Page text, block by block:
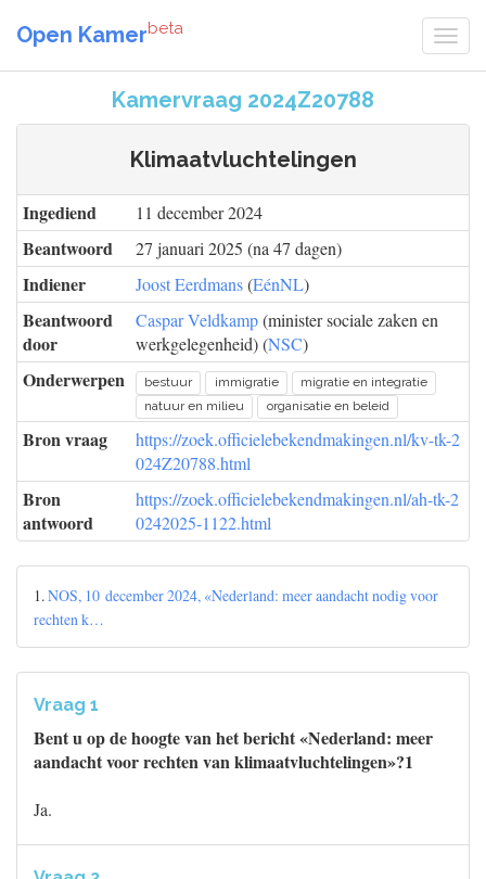
Open Kamerbeta
Kamervraag 2024Z20788
Klimaatvluchtelingen
Ingediend 11 december 2024
Beantwoord 27 januari 2025 (na 47 dagen)
Indiener Joost Eerdmans(EénNL)
Beantwoord
door
Caspar Veldkamp(minister sociale zaken en
werkgelegenheid) (NSC)
Onderwerpen bestuur immigratie
migratie en integratie
natuur en milieu
organisatie en beleid
Bron vraag
https://zoek.officielebekendmakingen.nl/kv-tk-2
024Z20788.html
Bron
antwoord
https://zoek.officielebekendmakingen.nl/ah-tk-2
0242025-1122.html
1.NOS, 10 december 2024, «Nederland: meer aandacht nodig voor
rechten k…
Vraag 1
Bent u op de hoogte van het bericht «Nederland: meer
aandacht voor rechten van klimaatvluchtelingen»?1
Ja.